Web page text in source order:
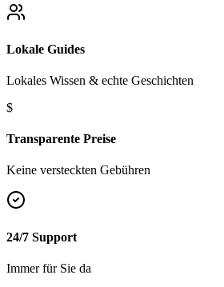
Lokale Guides
Lokales Wissen & echte Geschichten
$
Transparente Preise
Keine versteckten Gebühren
24/7 Support
Immer für Sie da